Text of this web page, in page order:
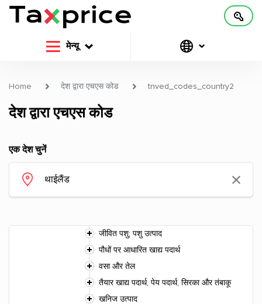
मेन्यू
Home देश द्वारा एचएस कोड tnved_codes_country2
देश द्वारा एचएस कोड
एक देश चुनें
जीवित पशु; पशु उत्पाद
पौधों पर आधारित खाद्य पदार्थ
वसा और तेल
तैयार खाद्य पदार्थ, पेय पदार्थ, सिरका और तंबाकू
खनिज उत्पाद